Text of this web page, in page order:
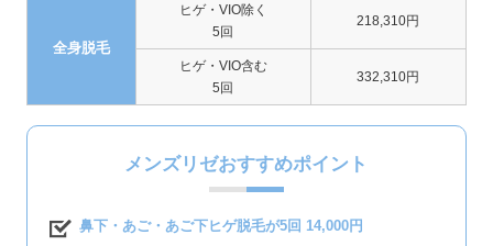
全身脱毛
ヒゲ・VIO除く
5回
218,310円
ヒゲ・VIO含む
5回
332,310円
メンズリゼおすすめポイント
鼻下・あご・あご下ヒゲ脱毛が5回 14,000円